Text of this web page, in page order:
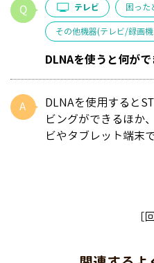
テレビ 困った
その他機器(テレビ/録画
DLNAを使うと何がで
DLNAを使用すると
ビングができるほか
ビやタブレット端末
［